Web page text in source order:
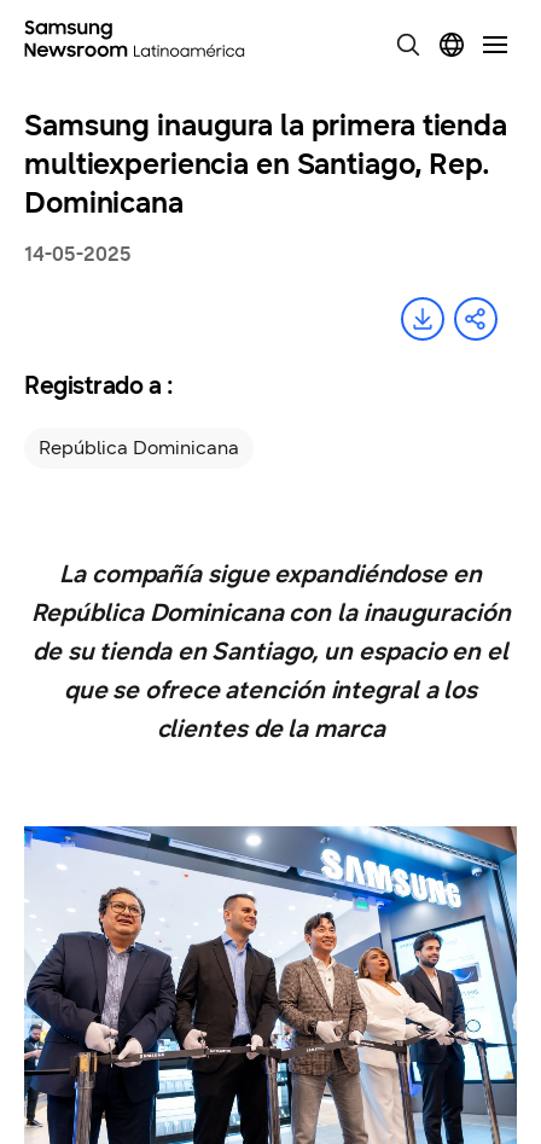
Samsung inaugura la primera tienda
multiexperiencia en Santiago, Rep.
Dominicana
14-05-2025
Registrado a :
República Dominicana
La compañía sigue expandiéndose en
República Dominicana con la inauguración
de su tienda en Santiago, un espacio en el
que se ofrece atención integral a los
clientes de la marca